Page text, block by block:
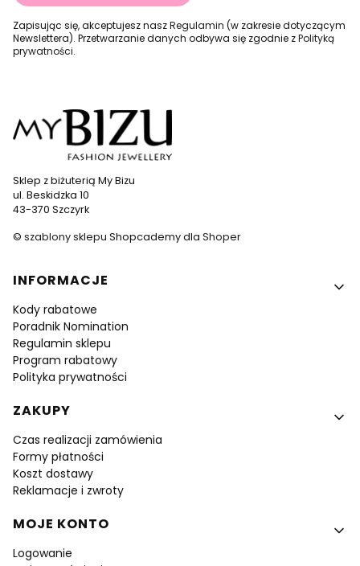
Zapisując się, akceptujesz naszRegulamin (w zakresie dotyczącym
Newslettera). Przetwarzanie danych odbywa się zgodnie zPolityką
prywatności.
Sklep z biżuterią My Bizu
ul. Beskidzka 10
43-370 Szczyrk
© szablony sklepu Shopcademy dla Shoper
Linki w stopce
INFORMACJE
Kody rabatowe
Poradnik Nomination
Regulamin sklepu
Program rabatowy
Polityka prywatności
ZAKUPY
Czas realizacji zamówienia
Formy płatności
Koszt dostawy
Reklamacje i zwroty
MOJE KONTO
Logowanie